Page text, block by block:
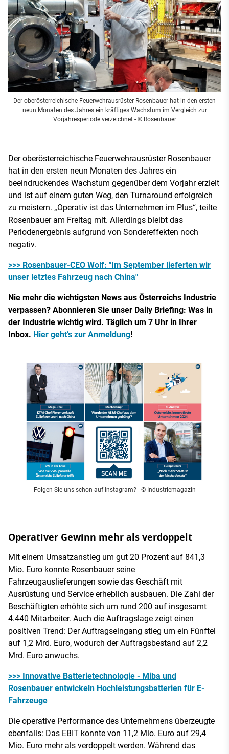
Der oberösterreichische Feuerwehrausrüster Rosenbauer hat in den ersten
neun Monaten des Jahres ein kräftiges Wachstum im Vergleich zur
Vorjahresperiode verzeichnet- © Rosenbauer
Der oberösterreichische Feuerwehrausrüster Rosenbauer
hat in den ersten neun Monaten des Jahres ein
beeindruckendes Wachstum gegenüber dem Vorjahr erzielt
und ist auf einem guten Weg, den Turnaround erfolgreich
zu meistern. „Operativ ist das Unternehmen im Plus“, teilte
Rosenbauer am Freitag mit. Allerdings bleibt das
Periodenergebnis aufgrund von Sondereffekten noch
negativ.
>>> Rosenbauer-CEO Wolf: "Im September lieferten wir
unser letztes Fahrzeug nach China"
Nie mehr die wichtigsten News aus Österreichs Industrie
verpassen? Abonnieren Sie unser Daily Briefing: Was in
der Industrie wichtig wird. Täglich um 7 Uhr in Ihrer
Inbox. Hier geht’s zur Anmeldung!
Folgen Sie uns schon auf Instagram?- © Industriemagazin
Operativer Gewinn mehr als verdoppelt
Mit einem Umsatzanstieg um gut 20 Prozent auf 841,3
Mio. Euro konnte Rosenbauer seine
Fahrzeugauslieferungen sowie das Geschäft mit
Ausrüstung und Service erheblich ausbauen. Die Zahl der
Beschäftigten erhöhte sich um rund 200 auf insgesamt
4.440 Mitarbeiter. Auch die Auftragslage zeigt einen
positiven Trend: Der Auftragseingang stieg um ein Fünftel
auf 1,2 Mrd. Euro, wodurch der Auftragsbestand auf 2,2
Mrd. Euro anwuchs.
>>> Innovative Batterietechnologie - Miba und
Rosenbauer entwickeln Hochleistungsbatterien für E-
Fahrzeuge
Die operative Performance des Unternehmens überzeugte
ebenfalls: Das EBIT konnte von 11,2 Mio. Euro auf 29,4
Mio. Euro mehr als verdoppelt werden. Während das